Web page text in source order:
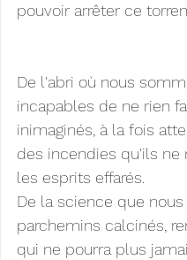
pouvoir arrêter ce
De l'abri où nous
incapables de ne rien
inimaginés, à la fois
des incendies qu'ils ne
les esprits effarés.
De la science que
parchemins calcinés,
qui ne pourra plus